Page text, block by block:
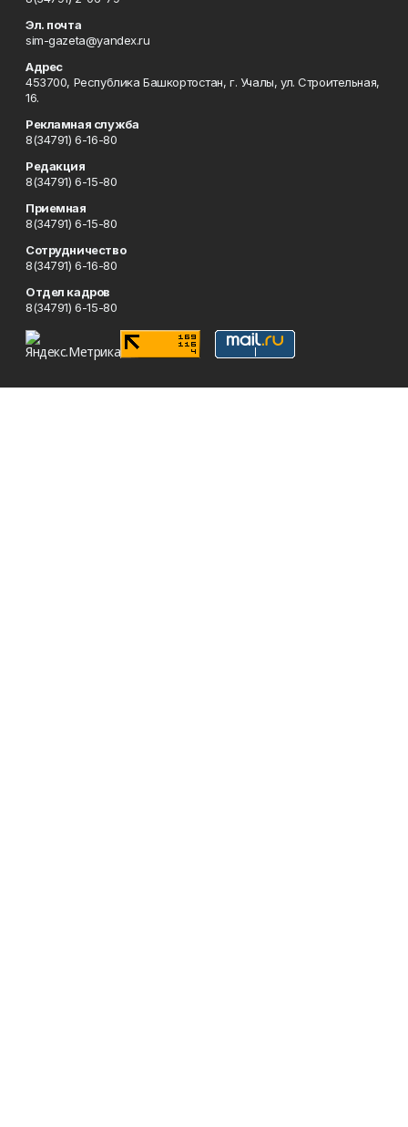
Эл. почта
sim-gazeta@yandex.ru
Адрес
453700, Республика Башкортостан, г. Учалы, ул. Строительная,
16.
Рекламная служба
8(34791) 6-16-80
Редакция
8(34791) 6-15-80
Приемная
8(34791) 6-15-80
Сотрудничество
8(34791) 6-16-80
Отдел кадров
8(34791) 6-15-80